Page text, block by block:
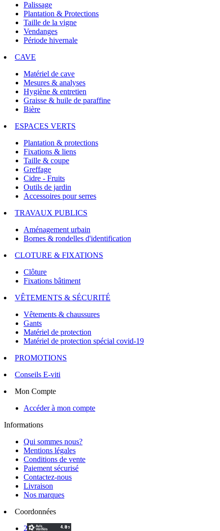
Palissage
Plantation & Protections
Taille de la vigne
Vendanges
Période hivernale
CAVE
Matériel de cave
Mesures & analyses
Hygiène & entretien
Graisse & huile de paraffine
Bière
ESPACES VERTS
Plantation & protections
Fixations & liens
Taille & coupe
Greffage
Cidre - Fruits
Outils de jardin
Accessoires pour serres
TRAVAUX PUBLICS
Aménagement urbain
Bornes & rondelles d'identification
CLOTURE & FIXATIONS
Clôture
Fixations bâtiment
VÊTEMENTS & SÉCURITÉ
Vêtements & chaussures
Gants
Matériel de protection
Matériel de protection spécial covid-19
PROMOTIONS
Conseils E-viti
Mon Compte
Accéder à mon compte
Informations
Qui sommes nous?
Mentions légales
Conditions de vente
Paiement sécurisé
Contactez-nous
Livraison
Nos marques
Coordonnées
2 Voie d'Isles